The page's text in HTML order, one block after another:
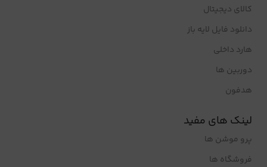
کالای دیجیتال
دانلود فایل لایه باز
هارد داخلی
دوربین ها
هدفون
لینک های مفید
پرو موشن ها
فروشگاه ها